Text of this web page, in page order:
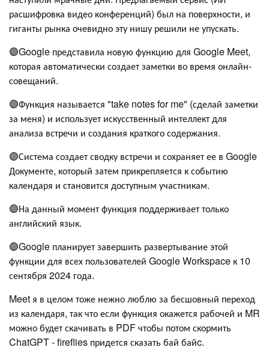
расшифровка видео конференций) был на поверхности, и
гиганты рынка очевидно эту нишу решили не упускать.
🟣Google представила новую функцию для Google Meet,
которая автоматически создает заметки во время онлайн-
совещаний.
🟣Функция называется "take notes for me" (сделай заметки
за меня) и использует искусственный интеллект для
анализа встречи и создания краткого содержания.
🟣Система создает сводку встречи и сохраняет ее в Google
Документе, который затем прикрепляется к событию
календаря и становится доступным участникам.
🟣На данный момент функция поддерживает только
английский язык.
🟣Google планирует завершить развертывание этой
функции для всех пользователей Google Workspace к 10
сентября 2024 года.
Meet я в целом тоже нежно люблю за бесшовный переход
из календаря, так что если функция окажется рабочей и MR
можно будет скачивать в PDF чтобы потом скормить
ChatGPT - fireflies придется сказать бай байc.